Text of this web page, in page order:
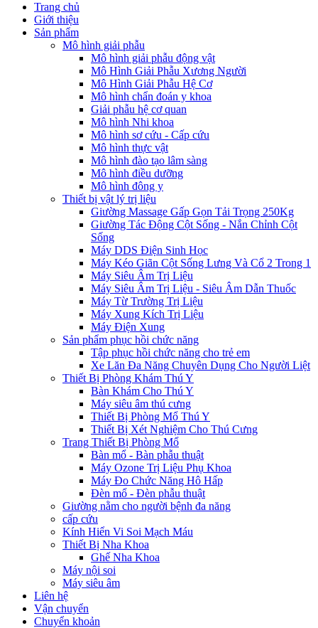
Trang chủ
Giới thiệu
Sản phẩm
Mô hình giải phẫu
Mô hình giải phẫu động vật
Mô Hình Giải Phẫu Xương Người
Mô Hình Giải Phẫu Hệ Cơ
Mô hình chẩn đoán y khoa
Giải phẫu hệ cơ quan
Mô hình Nhi khoa
Mô hình sơ cứu - Cấp cứu
Mô hình thực vật
Mô hình đào tạo lâm sàng
Mô hình điều dưỡng
Mô hình đông y
Thiết bị vật lý trị liệu
Giường Massage Gấp Gọn Tải Trọng 250Kg
Giường Tác Động Cột Sống - Nắn Chỉnh Cột
Sống
Máy DDS Điện Sinh Học
Máy Kéo Giãn Cột Sống Lưng Và Cổ 2 Trong 1
Máy Siêu Âm Trị Liệu
Máy Siêu Âm Trị Liệu - Siêu Âm Dẫn Thuốc
Máy Từ Trường Trị Liệu
Máy Xung Kích Trị Liệu
Máy Điện Xung
Sản phẩm phục hồi chức năng
Tập phục hồi chức năng cho trẻ em
Xe Lăn Đa Năng Chuyên Dụng Cho Người Liệt
Thiết Bị Phòng Khám Thú Y
Bàn Khám Cho Thú Y
Máy siêu âm thú cưng
Thiết Bị Phòng Mổ Thú Y
Thiết Bị Xét Nghiệm Cho Thú Cưng
Trang Thiết Bị Phòng Mổ
Bàn mổ - Bàn phẫu thuật
Máy Ozone Trị Liệu Phụ Khoa
Máy Đo Chức Năng Hô Hấp
Đèn mổ - Đèn phẫu thuật
Giường nằm cho người bệnh đa năng
cấp cứu
Kính Hiển Vi Soi Mạch Máu
Thiết Bị Nha Khoa
Ghế Nha Khoa
Máy nội soi
Máy siêu âm
Liên hệ
Vận chuyển
Chuyển khoản